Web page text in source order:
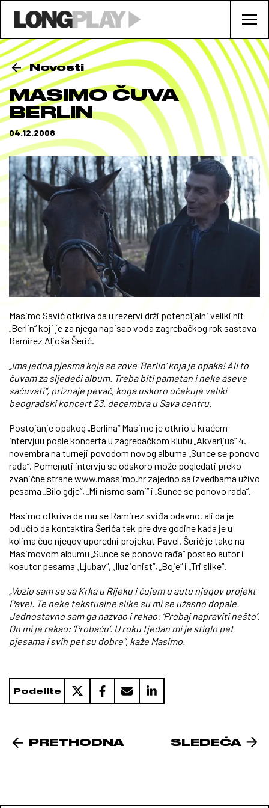
Novosti
MASIMO ČUVA
BERLIN
04.12.2008
Masimo Savić otkriva da u rezervi drži potencijalni veliki hit
„Berlin“ koji je za njega napisao vođa zagrebačkog rok sastava
Ramirez Aljoša Šerić.
„Ima jedna pjesma koja se zove ‘Berlin’ koja je opaka! Ali to
čuvam za sljedeći album. Treba biti pametan i neke aseve
sačuvati“, priznaje pevač, koga uskoro očekuje veliki
beogradski koncert 23. decembra u Sava centru.
Postojanje opakog „Berlina“ Masimo je otkrio u kraćem
intervjuu posle koncerta u zagrebačkom klubu „Akvarijus“ 4.
novembra na turneji povodom novog albuma „Sunce se ponovo
rađa“. Pomenuti intervju se odskoro može pogledati preko
zvanične strane www.massimo.hr zajedno sa izvedbama uživo
pesama „Bilo gdje“, „Mi nismo sami“ i „Sunce se ponovo rađa“.
Masimo otkriva da mu se Ramirez sviđa odavno, ali da je
odlučio da kontaktira Šerića tek pre dve godine kada je u
kolima čuo njegov uporedni projekat Pavel. Šerić je tako na
Masimovom albumu „Sunce se ponovo rađa“ postao autor i
koautor pesama „Ljubav“, „Iluzionist“, „Boje“ i „Tri slike“.
„Vozio sam se sa Krka u Rijeku i čujem u autu njegov projekt
Pavel. Te neke tekstualne slike su mi se užasno dopale.
Jednostavno sam ga nazvao i rekao: ‘Probaj napraviti nešto’.
On mi je rekao: ‘Probaću’. U roku tjedan mi je stiglo pet
pjesama i svih pet su dobre“, kaže Masimo.
Podelite
PRETHODNA SLEDEĆA